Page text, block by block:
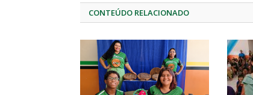
CONTEÚDO RELACIONADO